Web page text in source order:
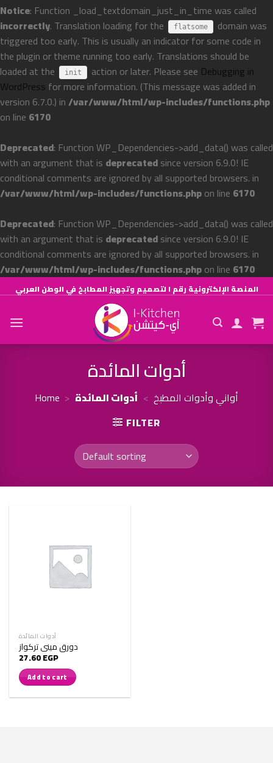
Notice: Function _load_textdomain_just_in_time was called
incorrectly. Translation loading for the flatsome
domain was
triggered too early. This is usually an indicator for some code in
the plugin or theme running too early. Translations should be
loaded at the
init action or later. Please see Debugging in
WordPress for more information. (This message was added in
version 6.7.0.) in/var/www/html/wp-includes/functions.php
on line 6170
Deprecated: Function WP_Dependencies->add_data() was called
with an argument that is deprecatedsince version 6.9.0! IE
conditional comments are ignored by all supported browsers. in
/var/www/html/wp-includes/functions.phpon line 6170
Deprecated: Function WP_Dependencies->add_data() was called
with an argument that is deprecatedsince version 6.9.0! IE
conditional comments are ignored by all supported browsers. in
/var/www/html/wp-includes/functions.phpon line 6170
to
content
المنصة الإلكترونية رقم ١ لتصميم وتجهيز المطابخ في الوطن العربي
أدوات المائدة
Home > أواني وأدوات المطبخ > أدوات المائدة
FILTER
أدوات المائدة
دورق مينى تركواز
27.60EGP
Add to cart